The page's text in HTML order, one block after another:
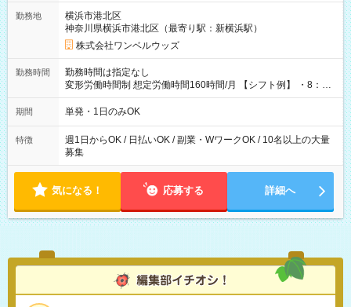
勤務地
横浜市港北区
神奈川県横浜市港北区（最寄り駅：新横浜駅）
株式会社ワンベルウッズ
勤務時間
勤務時間は指定なし
変形労働時間制 想定労働時間160時間/月 【シフト例】 ・8：00
～21：00
期間 単発・1日のみOK
特徴
週1日からOK / 日払いOK / 副業・WワークOK / 10名以上の大量
募集
気になる！ 応募する 詳細へ